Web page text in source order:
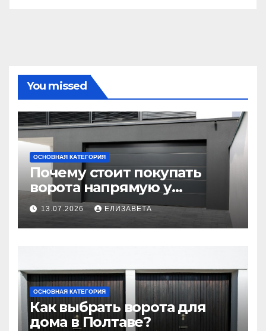
You missed
ОСНОВНАЯ КАТЕГОРИЯ
Почему стоит покупать
ворота напрямую у
производителя
13.07.2026 ЕЛИЗАВЕТА
ОСНОВНАЯ КАТЕГОРИЯ
Как выбрать ворота для
дома в Полтаве?